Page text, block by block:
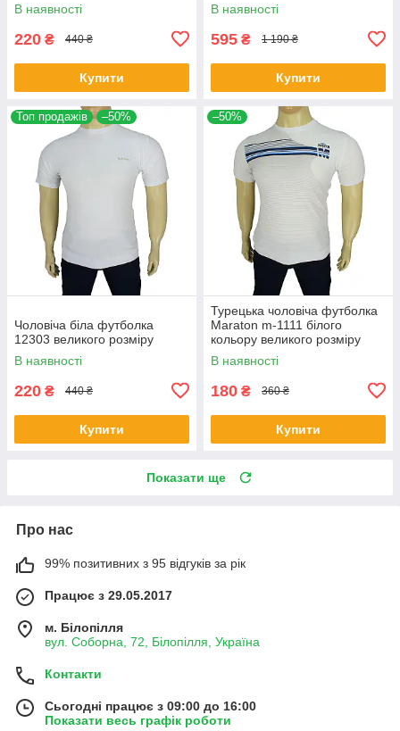
В наявності
220 ₴ 440 ₴
Купити
В наявності
595 ₴ 1 190 ₴
Купити
Топ продажів –50%
Чоловіча біла футболка
12303 великого розміру
В наявності
220 ₴ 440 ₴
Купити
–50%
Турецька чоловіча футболка
Maraton m-1111 білого
кольору великого розміру
В наявності
180 ₴ 360 ₴
Купити
Показати ще
Про нас
99% позитивних з 95 відгуків за рік
Працює з 29.05.2017
м. Білопілля
вул. Соборна, 72, Білопілля, Україна
Контакти
Сьогодні працює з 09:00 до 16:00
Показати весь графік роботи